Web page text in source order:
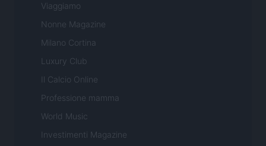
Viaggiamo
Nonne Magazine
Milano Cortina
Luxury Club
Il Calcio Online
Professione mamma
World Music
Investimenti Magazine